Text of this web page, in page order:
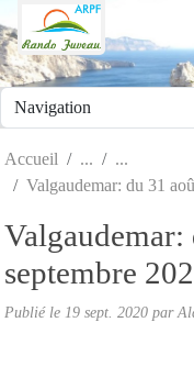
Accueil
Valgaudemar: du 31
Valgaudemar:
septembre
Publié le 19 sept. 2020 par
Panneau de gestion des